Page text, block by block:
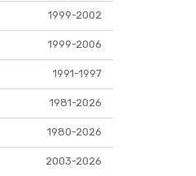
1999-2002
1999-2006
1991-1997
1981-2026
1980-2026
2003-2026